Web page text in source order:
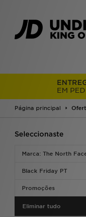
EM
Página principal
Seleccionaste
Marca: The North
Black Friday PT
Promoções
Eliminar tudo